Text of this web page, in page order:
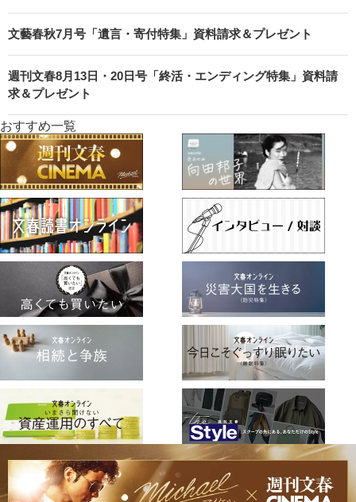
文藝春秋7月号「遺言・寄付特集」資料請求＆プレゼント
週刊文春8月13日・20日号「終活・エンディング特集」資料請
求＆プレゼント
おすすめ一覧